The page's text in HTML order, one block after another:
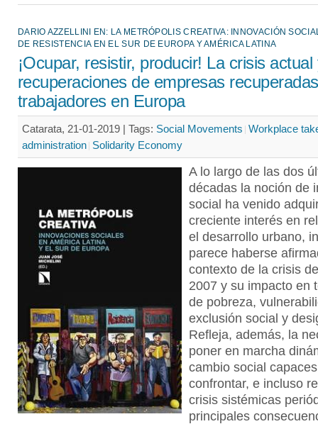
DARIO AZZELLINI EN: LA METRÓPOLIS CREATIVA: INNOVACIÓN
DE RESISTENCIA EN EL SUR DE EUROPA Y AMÉRICA LATINA
¡Ocupar, resistir, producir! La crisis actual
recuperaciones de empresas
trabajadores en Europa
Catarata, 21-01-2019 | Tags: Social Movements Workplace
administration Solidarity Economy
A lo largo de las dos
décadas la noción de
social ha venido
creciente interés en
el desarrollo urbano,
parece haberse
contexto de la crisis
2007 y su impacto en
de pobreza,
exclusión social y
Refleja, además, la
poner en marcha
cambio social
confrontar, e incluso
crisis sistémicas
principales